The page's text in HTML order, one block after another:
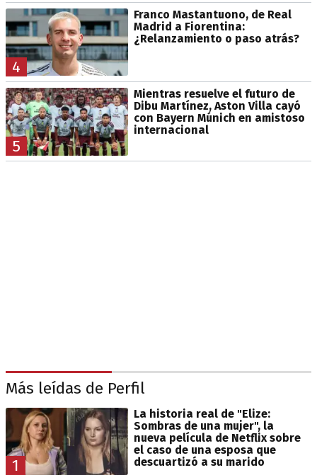
4
Franco Mastantuono, de Real
Madrid a Fiorentina:
¿Relanzamiento o paso atrás?
5
Mientras resuelve el futuro de
Dibu Martínez, Aston Villa cayó
con Bayern Múnich en amistoso
internacional
Más leídas de Perfil
1
La historia real de "Elize:
Sombras de una mujer", la
nueva película de Netflix sobre
el caso de una esposa que
descuartizó a su marido